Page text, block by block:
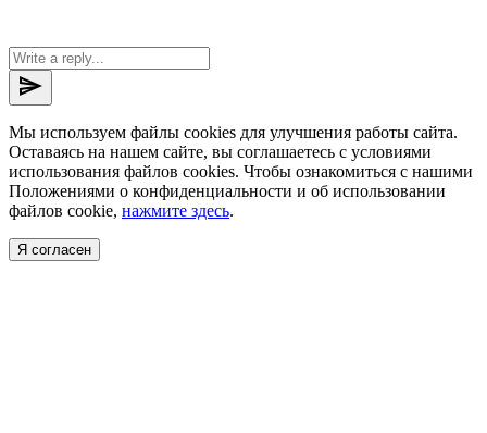
send
Мы используем файлы cookies для улучшения работы сайта.
Оставаясь на нашем сайте, вы соглашаетесь с условиями
использования файлов cookies. Чтобы ознакомиться с нашими
Положениями о конфиденциальности и об использовании
файлов cookie, нажмите здесь.
Я согласен